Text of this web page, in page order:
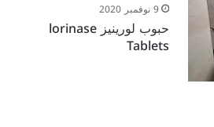
9 نوفمبر 2020
حبوب لورينيز lorinase
Tablets